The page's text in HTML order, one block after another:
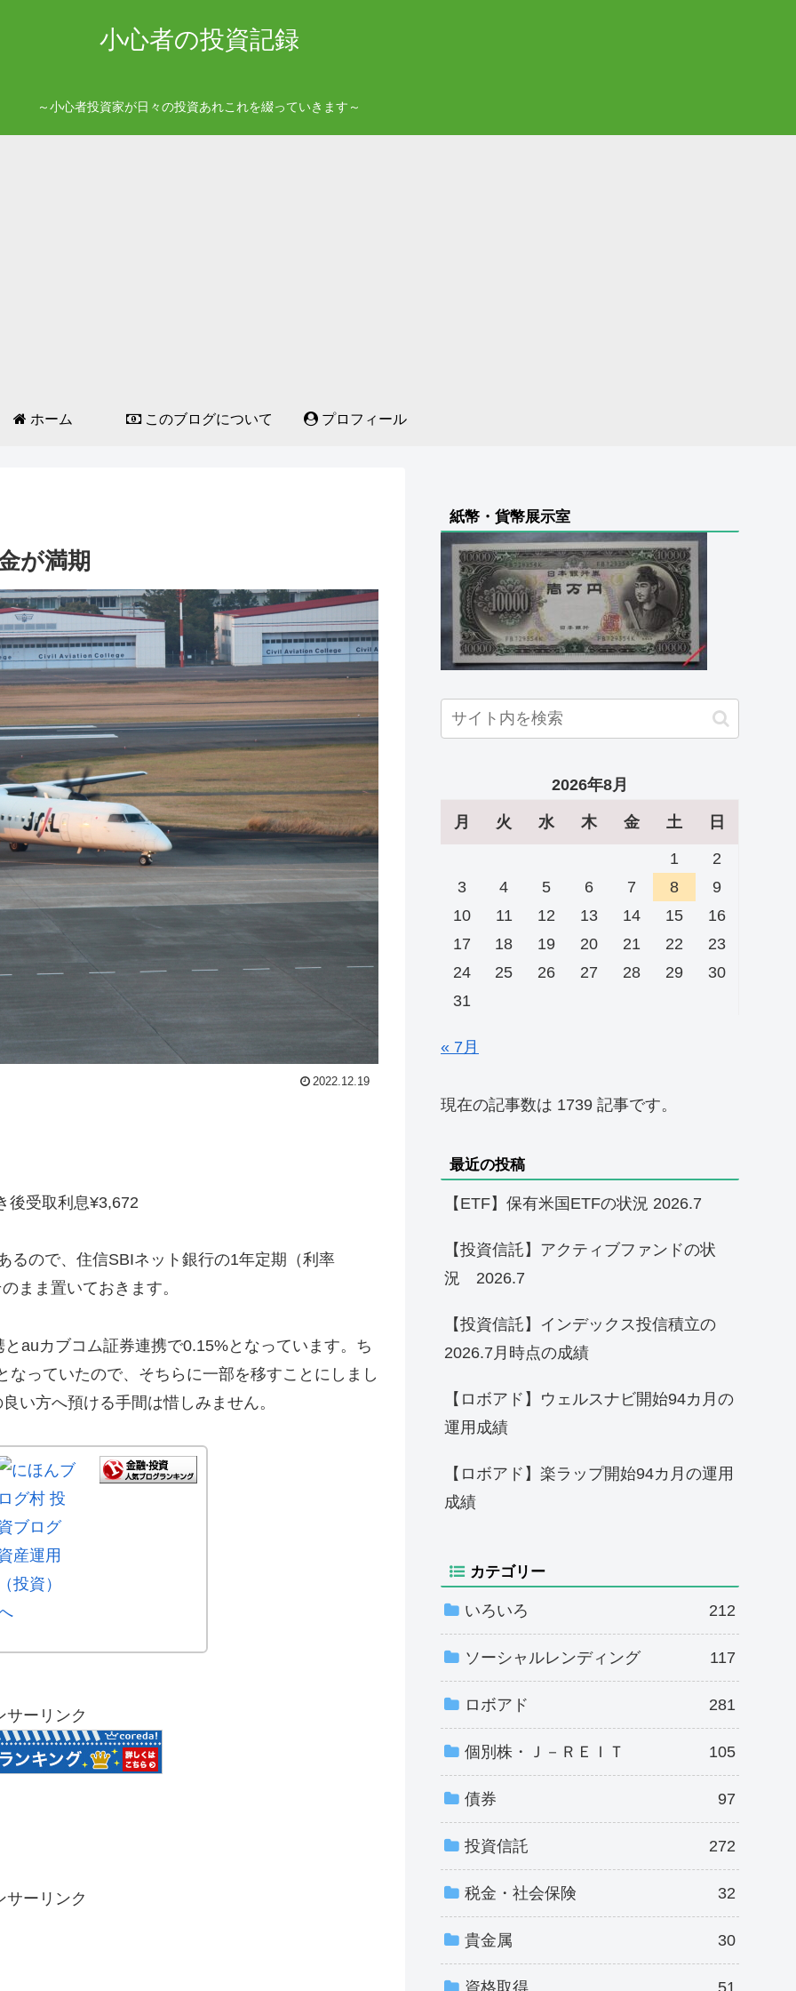
小心者の投資記録
～小心者投資家が日々の投資あれこれを綴っていきます～
ホーム このブログについて プロフィール
が満期
2022.12.19
受取利息¥3,672
るので、住信SBIネット銀行の1年定期（利率
まま置いておきます。
auカブコム証券連携で0.15%となっています。ち
っていたので、そちらに一部を移すことにしまし
い方へ預ける手間は惜しみません。
サーリンク
サーリンク
紙幣・貨幣展示室
2026年8月
月 火 水 木 金 土 日
1
2
3
4 5 6 7 8
9
10
11 12 13 14 15
16
17
18 19 20 21 22
23
24
25 26 27 28 29
30
31
« 7月
現在の記事数は 1739 記事です。
最近の投稿
【ETF】保有米国ETFの状況 2026.7
【投資信託】アクティブファンドの状
況 2026.7
【投資信託】インデックス投信積立の
2026.7月時点の成績
【ロボアド】ウェルスナビ開始94カ月の
運用成績
【ロボアド】楽ラップ開始94カ月の運用
成績
カテゴリー
いろいろ 212
ソーシャルレンディング 117
ロボアド 281
個別株・Ｊ－ＲＥＩＴ 105
債券 97
投資信託 272
税金・社会保険 32
貴金属 30